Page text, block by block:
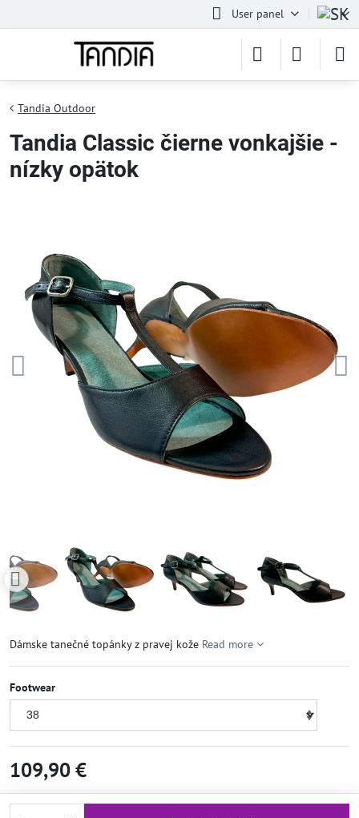
User panel
Tandia Outdoor
Tandia Classic čierne vonkajšie -
nízky opätok
Dámske tanečné topánky z pravej kože Read more
Footwear
109,90 €